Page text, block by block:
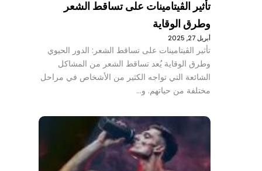
تأثير الڤيتامينات على تساقط الشعر
وطرق الوقاية
أبريل 27, 2025
تأثير الڤيتامينات على تساقط الشعر: الدور الحيوي
وطرق الوقاية يُعد تساقط الشعر من المشاكل
الشائعة التي تواجه الكثير من الأشخاص في مراحل
مختلفة من حياتهم. و…